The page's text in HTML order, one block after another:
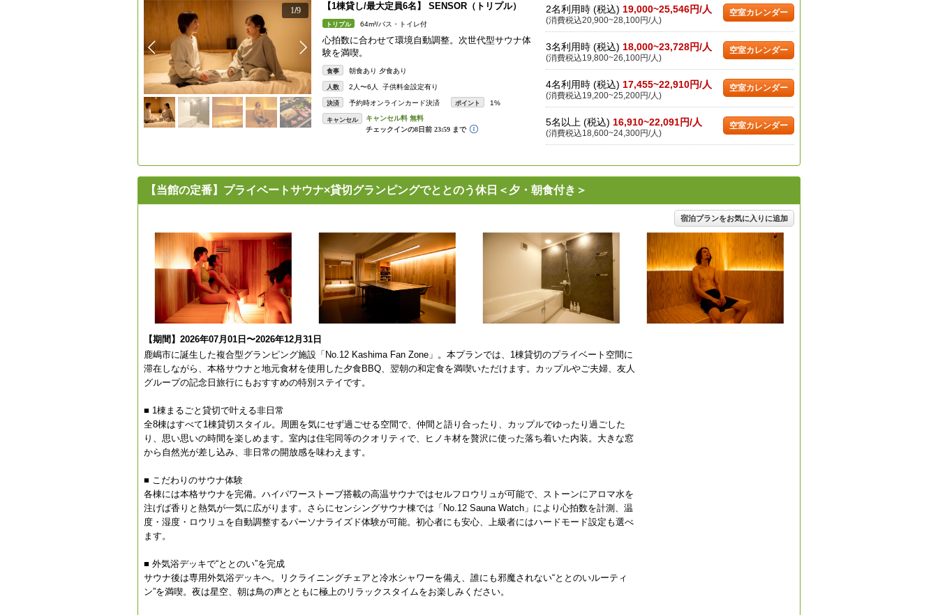
1/9 【1棟貸し/最大定員6名】 SENSOR（トリプル）
トリプル 64m²/バス・トイレ付
心拍数に合わせて環境自動調整。次世代型サウナ体
験を満喫。
食事 朝食あり 夕食あり
人数 2人〜6人 子供料金設定有り
決済 予約時オンラインカード決済 ポイント 1%
キャンセル
2名利用時 (税込) 19,000~25,546円/人
(消費税込20,900~28,100円/人)
空室カレンダー
3名利用時 (税込) 18,000~23,728円/人
(消費税込19,800~26,100円/人)
空室カレンダー
4名利用時 (税込) 17,455~22,910円/人
(消費税込19,200~25,200円/人)
空室カレンダー
5名以上 (税込) 16,910~22,091円/人
(消費税込18,600~24,300円/人)
空室カレンダー
【当館の定番】プライベートサウナ×貸切グランピングでととのう休日＜夕・朝食付き＞
宿泊プランをお気に入りに追加
【期間】2026年07月01日〜2026年12月31日
鹿嶋市に誕生した複合型グランピング施設「No.12 Kashima Fan Zone」。本プランでは、1棟貸切のプライベート空間に
滞在しながら、本格サウナと地元食材を使用した夕食BBQ、翌朝の和定食を満喫いただけます。カップルやご夫婦、友人
グループの記念日旅行にもおすすめの特別ステイです。
■ 1棟まるごと貸切で叶える非日常
全8棟はすべて1棟貸切スタイル。周囲を気にせず過ごせる空間で、仲間と語り合ったり、カップルでゆったり過ごした
り、思い思いの時間を楽しめます。室内は住宅同等のクオリティで、ヒノキ材を贅沢に使った落ち着いた内装。大きな窓
から自然光が差し込み、非日常の開放感を味わえます。
■ こだわりのサウナ体験
各棟には本格サウナを完備。ハイパワーストーブ搭載の高温サウナではセルフロウリュが可能で、ストーンにアロマ水を
注げば香りと熱気が一気に広がります。さらにセンシングサウナ棟では「No.12 Sauna Watch」により心拍数を計測、温
度・湿度・ロウリュを自動調整するパーソナライズド体験が可能。初心者にも安心、上級者にはハードモード設定も選べ
ます。
■ 外気浴デッキで“ととのい”を完成
サウナ後は専用外気浴デッキへ。リクライニングチェアと冷水シャワーを備え、誰にも邪魔されない“ととのいルーティ
ン”を満喫。夜は星空、朝は鳥の声とともに極上のリラックスタイムをお楽しみください。